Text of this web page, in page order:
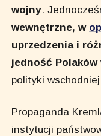
wojny.
wewnętrzne, w
uprzedzenia i
jedność Polaków
polityki
Propaganda
instytucji